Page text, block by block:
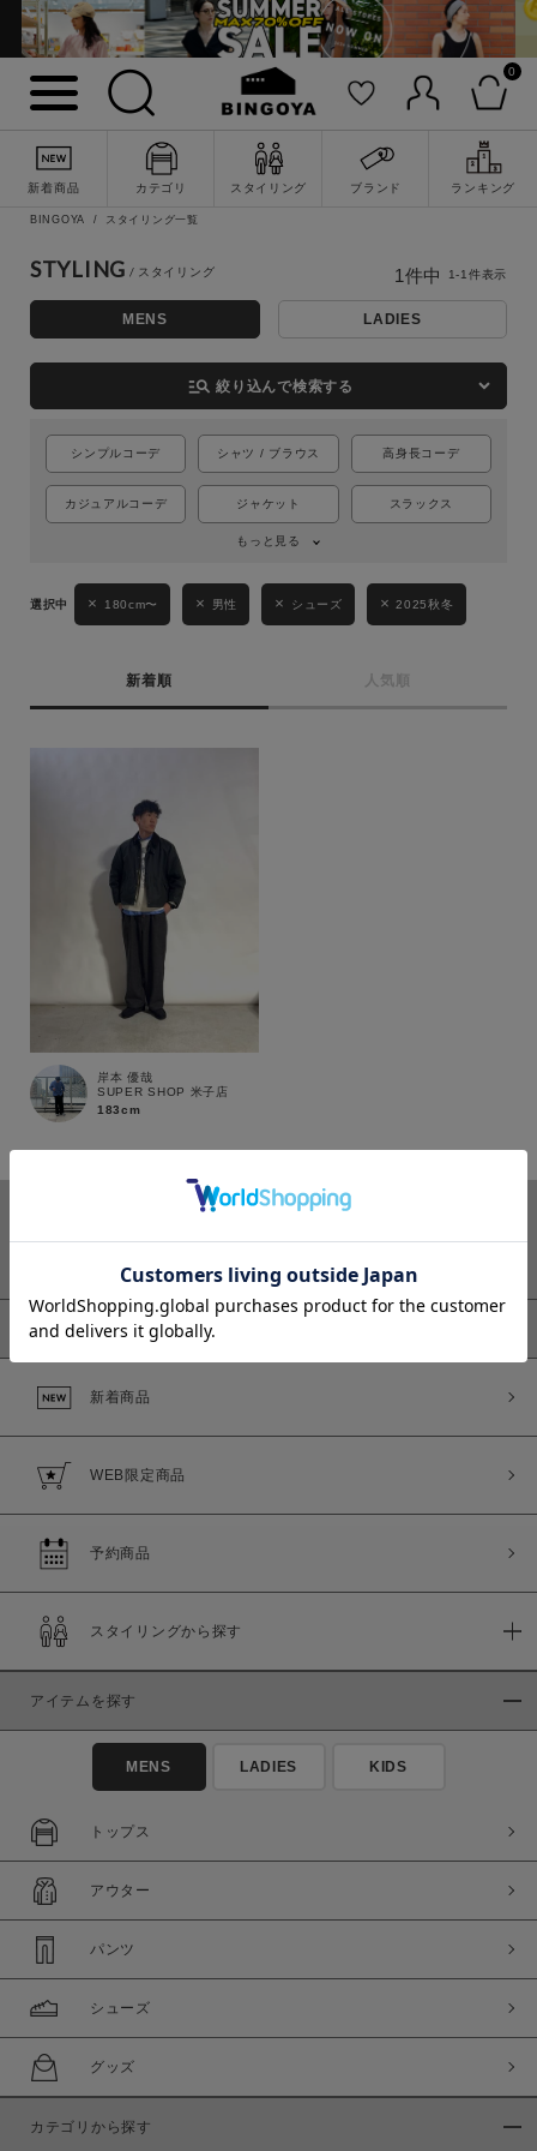
0
新着商品 カテゴリ スタイリング ブランド ランキング
詳細検索
キーワード
ブランド
価格
～
商品タイプ
在庫
BINGOYA スタイリング一覧
STYLING
MENS LADIES
manage_search 絞り込んで検索する
シンプルコーデ シャツ / ブラウス 高身長コーデ
カジュアルコーデ ジャケット スラックス
もっと見る
180cm〜 男性 シューズ 2025秋冬
新着順 人気順
1 件中 1-1件表示
岸本 優哉
SUPER SHOP 米子店
183cm
ピックアップ
新着商品
WEB限定商品
予約商品
スタイリングから探す
アイテムを探す
MENS LADIES KIDS
トップス
アウター
パンツ
シューズ
グッズ
カテゴリから探す